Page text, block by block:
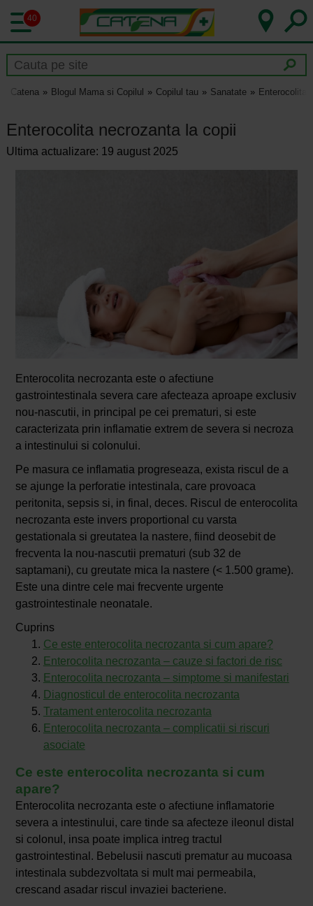
40
Catena Blogul Mama si Copilul Copilul tau Sanatate Enterocolita
Enterocolita necrozanta la copii
Ultima actualizare: 19 august 2025
Enterocolita necrozanta este o afectiune
gastrointestinala severa care afecteaza aproape exclusiv
nou-nascutii, in principal pe cei prematuri, si este
caracterizata prin inflamatie extrem de severa si necroza
a intestinului si colonului.
Pe masura ce inflamatia progreseaza, exista riscul de a
se ajunge la perforatie intestinala, care provoaca
peritonita, sepsis si, in final, deces. Riscul de enterocolita
necrozanta este invers proportional cu varsta
gestationala si greutatea la nastere, fiind deosebit de
frecventa la nou-nascutii prematuri (sub 32 de
saptamani), cu greutate mica la nastere (< 1.500 grame).
Este una dintre cele mai frecvente urgente
gastrointestinale neonatale.
Cuprins
Ce este enterocolita necrozanta si cum apare?
Enterocolita necrozanta – cauze si factori de risc
Enterocolita necrozanta – simptome si manifestari
Diagnosticul de enterocolita necrozanta
Tratament enterocolita necrozanta
Enterocolita necrozanta – complicatii si riscuri
asociate
Ce este enterocolita necrozanta si cum
apare?
Enterocolita necrozanta este o afectiune inflamatorie
severa a intestinului, care tinde sa afecteze ileonul distal
si colonul, insa poate implica intreg tractul
gastrointestinal. Bebelusii nascuti prematur au mucoasa
intestinala subdezvoltata si mult mai permeabila,
crescand asadar riscul invaziei bacteriene.